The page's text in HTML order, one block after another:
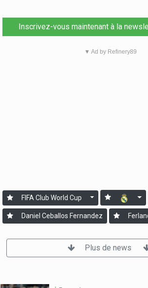
Inscrivez-vous maintenant à la
▼ Ad by Refinery89
FIFA Club World Cup
Daniel Ceballos Fernandez
Plus de news